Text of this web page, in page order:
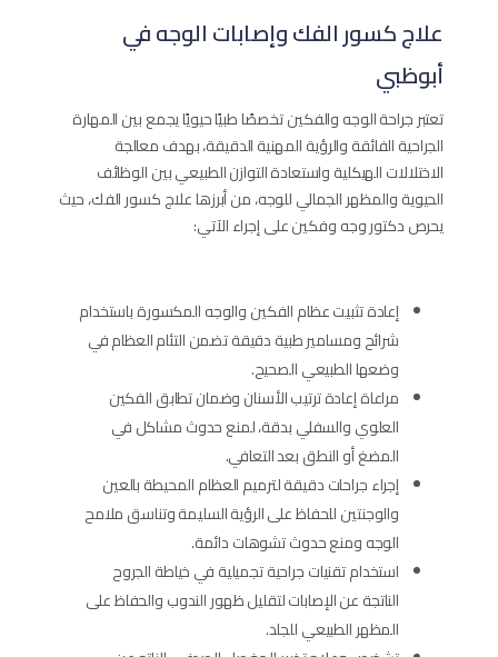
علاج كسور الفك وإصابات الوجه في
أبوظبي
تعتبر جراحة الوجه والفكين تخصصًا طبيًا حيويًا يجمع بين المهارة
الجراحية الفائقة والرؤية المهنية الدقيقة، بهدف معالجة
الاختلالات الهيكلية واستعادة التوازن الطبيعي بين الوظائف
الحيوية والمظهر الجمالي للوجه، من أبرزها علاج كسور الفك، حيث
يحرص دكتور وجه وفكين على إجراء الآتي:
إعادة تثبيت عظام الفكين والوجه المكسورة باستخدام
شرائح ومسامير طبية دقيقة تضمن التئام العظام في
وضعها الطبيعي الصحيح.
مراعاة إعادة ترتيب الأسنان وضمان تطابق الفكين
العلوي والسفلي بدقة، لمنع حدوث مشاكل في
المضغ أو النطق بعد التعافي.
إجراء جراحات دقيقة لترميم العظام المحيطة بالعين
والوجنتين للحفاظ على الرؤية السليمة وتناسق ملامح
الوجه ومنع حدوث تشوهات دائمة.
استخدام تقنيات جراحية تجميلية في خياطة الجروح
الناتجة عن الإصابات لتقليل ظهور الندوب والحفاظ على
المظهر الطبيعي للجلد.